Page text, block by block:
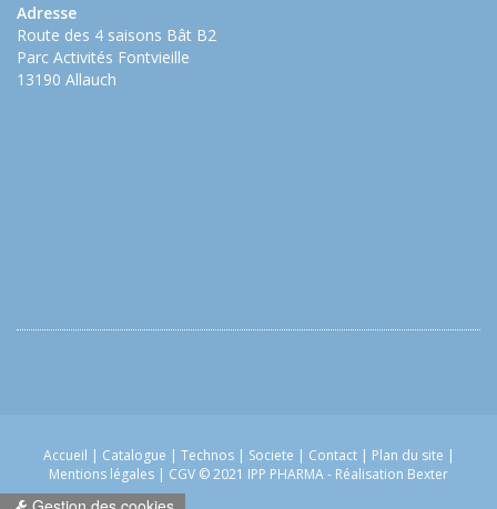
Adresse
Route des 4 saisons Bât B2
Parc Activités Fontvieille
13190 Allauch
Accueil | Catalogue | Technos | Societe | Contact | Plan du site |
Mentions légales | CGV © 2021 IPP PHARMA - Réalisation Bexter